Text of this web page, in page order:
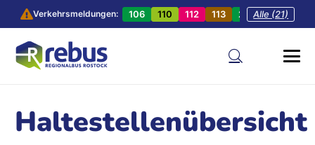
Verkehrsmeldungen: 106 110 112 113 201 202
Alle (21)
Haltestellenübersicht